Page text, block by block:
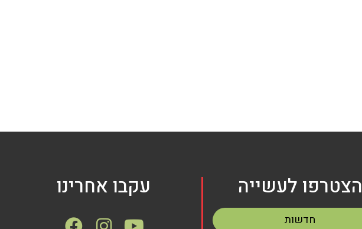
הצטרפו לעשייה
חדשות
עקבו אחרינו